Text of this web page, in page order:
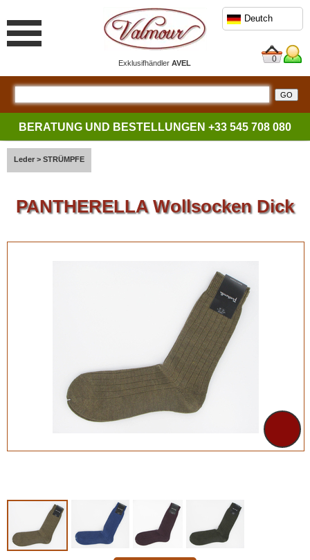
ExklusifhändlerAVEL
Deutch
0
BERATUNG UND BESTELLUNGEN +33 545 708 080
Leder > STRÜMPFE
PANTHERELLA Wollsocken Dick